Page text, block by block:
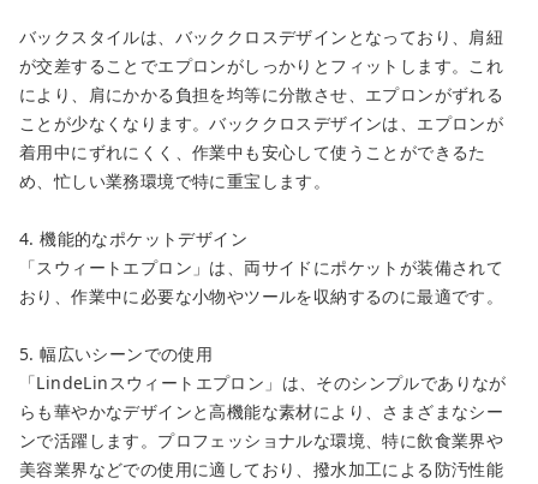
カートに追加しました。
お買い物を続ける
バックスタイルは、バッククロスデザインとなっており、肩紐
が交差することでエプロンがしっかりとフィットします。これ
により、肩にかかる負担を均等に分散させ、エプロンがずれる
ことが少なくなります。バッククロスデザインは、エプロンが
着用中にずれにくく、作業中も安心して使うことができるた
め、忙しい業務環境で特に重宝します。
4. 機能的なポケットデザイン
「スウィートエプロン」は、両サイドにポケットが装備されて
おり、作業中に必要な小物やツールを収納するのに最適です。
5. 幅広いシーンでの使用
「LindeLinスウィートエプロン」は、そのシンプルでありなが
らも華やかなデザインと高機能な素材により、さまざまなシー
ンで活躍します。プロフェッショナルな環境、特に飲食業界や
美容業界などでの使用に適しており、撥水加工による防汚性能